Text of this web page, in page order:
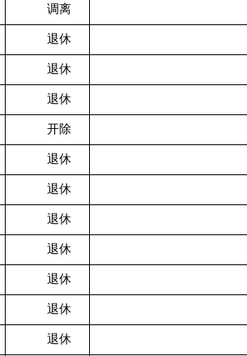
调离
退休
退休
退休
开除
退休
退休
退休
退休
退休
退休
退休